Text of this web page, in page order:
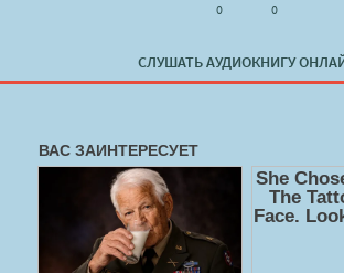
СЛУШАТЬ АУДИОКНИГУ
0 0